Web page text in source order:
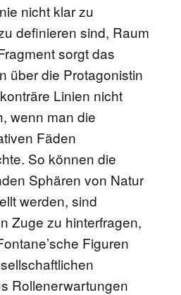
nicht klar zu
definieren sind, Raum
sorgt das
über die Protagonistin
Linien nicht
wenn man die
Fäden
So können die
Sphären von Natur
werden, sind
Zuge zu hinterfragen,
Figuren
Rollenerwartungen